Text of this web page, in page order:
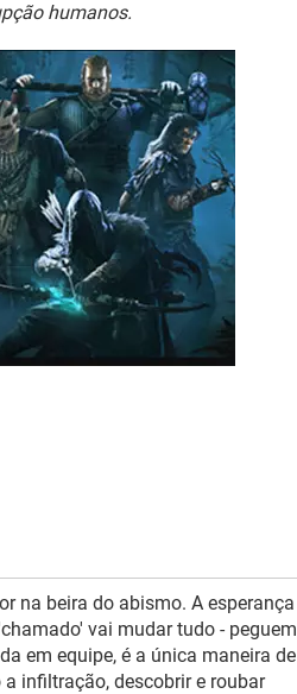
humanos.
na beira do abismo. A esperança
vai mudar tudo - peguem
em equipe, é a única maneira de
infiltração, descobrir e roubar